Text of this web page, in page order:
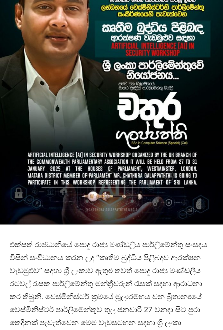
එක්සත් රාජධානියේ පොදු රාජ්‍ය මණ්ඩලීය පාර්ලිමේන්තු සංසදය
විසින් සංවිධානය කරන ලද “කෘතීම බුද්ධිය පිළිබදව ආරක්ෂන
වැඩමුළුව” සදහා ශ්‍රී ලංකාව ඇතුළු තවත් පොදු රාජ්‍ය මණ්ඩලීය
රටවල් රැසක පාර්ලිමේන්තු මන්ත්‍රීවරුන් රැසක් සදහා ආරාධනා
කර තිබුනි. වෙස්මිනිස්ටර් ක්‍රමයේ මූලාරම්භය වන බ්‍රිතාන්‍යයේ
වෙස්මිනිස්ටර් පාර්ලිමේන්තුව තුල ජනවාරි 27 වනදා සිට පුරා
තෙදිනක් පැවැත්වෙන මෙම වැඩසටහන සදහා ශ්‍රි ලංකා